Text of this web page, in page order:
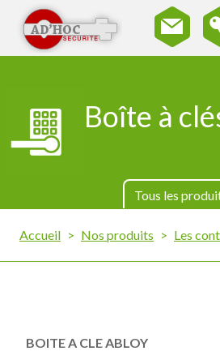
Boîte à
Tous les
Accueil > Nos produits > Les
BOITE A CLE ABLOY